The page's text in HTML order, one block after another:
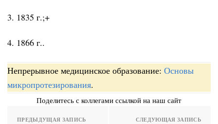
3. 1835 г.;+
4. 1866 г..
Непрерывное медицинское образование: Основы
микропротезирования.
Поделитесь с коллегами ссылкой на наш сайт
ПРЕДЫДУЩАЯ ЗАПИСЬ СЛЕДУЮЩАЯ ЗАПИСЬ